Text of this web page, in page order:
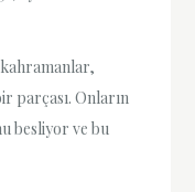
parçası. Onların
besliyor ve bu